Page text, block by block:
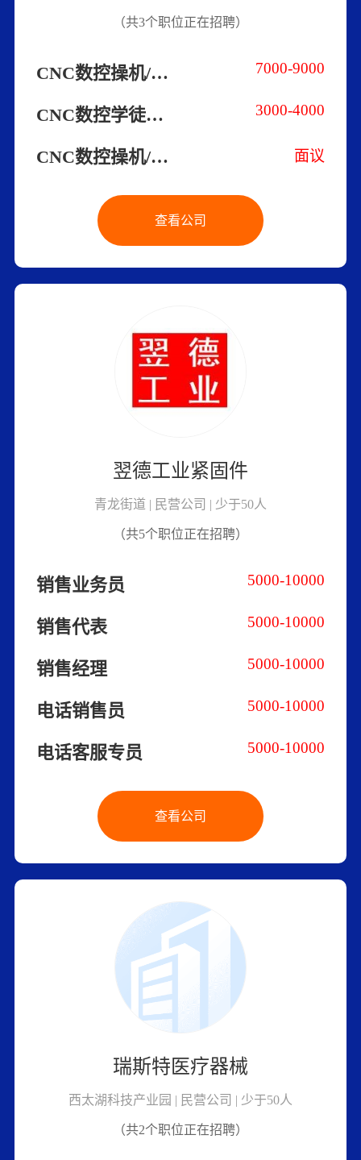
（共3个职位正在招聘）
7000-9000
CNC数控操机/编程员（长白班）
3000-4000
CNC数控学徒工（长白班）
面议
CNC数控操机/编程员（日结工）
查看公司
翌德工业紧固件
青龙街道 | 民营公司 | 少于50人
（共5个职位正在招聘）
5000-10000
销售业务员
5000-10000
销售代表
5000-10000
销售经理
5000-10000
电话销售员
5000-10000
电话客服专员
查看公司
瑞斯特医疗器械
西太湖科技产业园 | 民营公司 | 少于50人
（共2个职位正在招聘）